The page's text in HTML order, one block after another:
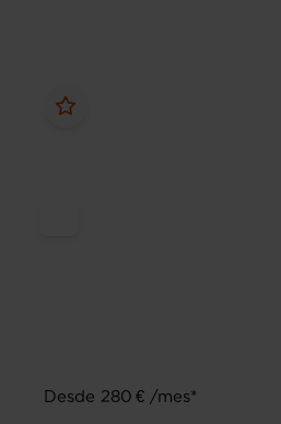
Desde 280 € /mes*